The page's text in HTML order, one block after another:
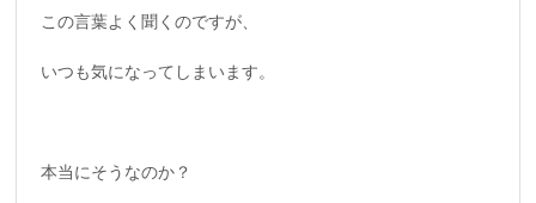
この言葉よく聞くのですが、
いつも気になってしまいます。
本当にそうなのか？